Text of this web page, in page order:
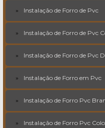
Instalação de Forro de Pvc
Instalação de Forro de Pvc
Instalação de Forro de Pvc
Instalação de Forro em Pvc
Instalação de Forro Pvc
Instalação de Forro Pvc